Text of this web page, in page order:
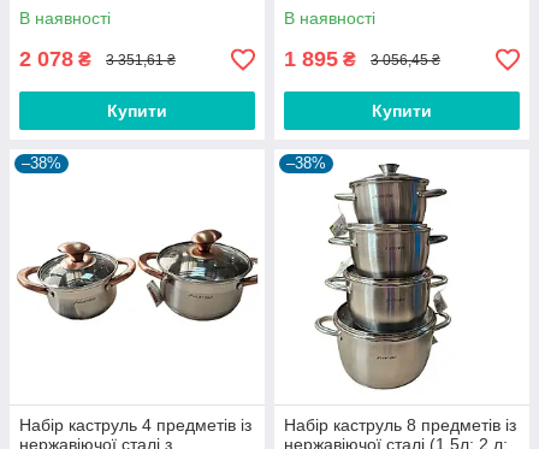
л; 6,5 л) тм Kamille
В наявності
2 078 ₴ 3 351,61 ₴
Купити
л; 2 л) тм Kamille
В наявності
1 895 ₴ 3 056,45 ₴
Купити
–38%
Набір каструль 4 предметів із
нержавіючої сталі з
–38%
Набір каструль 8 предметів із
нержавіючої сталі (1,5л; 2 л;